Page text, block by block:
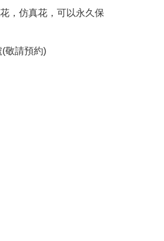
，仿真花，可以永久保
敬請預約)